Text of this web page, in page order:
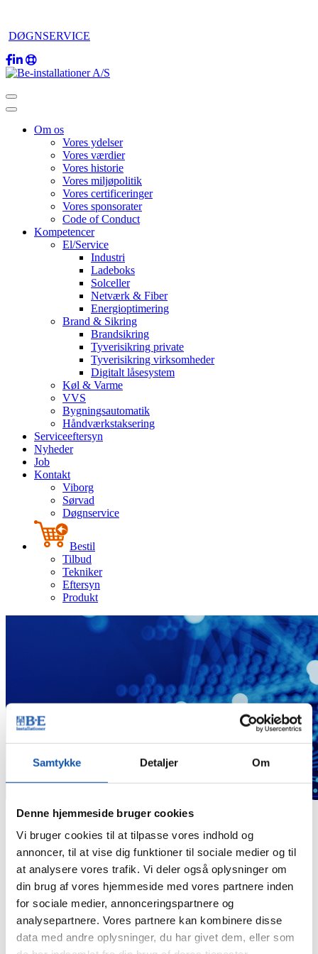
Samtykke Detaljer Om
Denne hjemmeside bruger cookies
Vi bruger cookies til at tilpasse vores indhold og
annoncer, til at vise dig funktioner til sociale medier og til
at analysere vores trafik. Vi deler også oplysninger om
din brug af vores hjemmeside med vores partnere inden
for sociale medier, annonceringspartnere og
analysepartnere. Vores partnere kan kombinere disse
data med andre oplysninger, du har givet dem, eller som
DØGNSERVICE
Om os
Vores ydelser
Vores værdier
Vores historie
Vores miljøpolitik
Vores certificeringer
Vores sponsorater
Code of Conduct
Kompetencer
El/Service
Industri
Ladeboks
Solceller
Netværk & Fiber
Energioptimering
Brand & Sikring
Brandsikring
Tyverisikring private
Tyverisikring virksomheder
Digitalt låsesystem
Køl & Varme
VVS
Bygningsautomatik
Håndværkstaksering
Serviceeftersyn
Nyheder
Job
Kontakt
Viborg
Sørvad
Døgnservice
Bestil
Tilbud
Tekniker
Eftersyn
Produkt
Du er her:
Nyheder
Om at vokse sig til nye opgaver og mere ansvar
Om at vokse sig til nye opgaver
og mere ansvar